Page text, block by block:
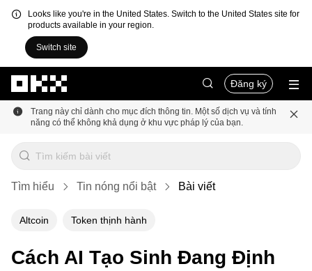
Looks like you're in the United States. Switch to the United States site for
products available in your region.
Switch site
Đăng ký
Trang này chỉ dành cho mục đích thông tin. Một số dịch vụ và tính
năng có thể không khả dụng ở khu vực pháp lý của bạn.
Tìm hiểu Tin nóng nổi bật Bài viết
Altcoin Token thịnh hành
Cách AI Tạo Sinh Đang Định